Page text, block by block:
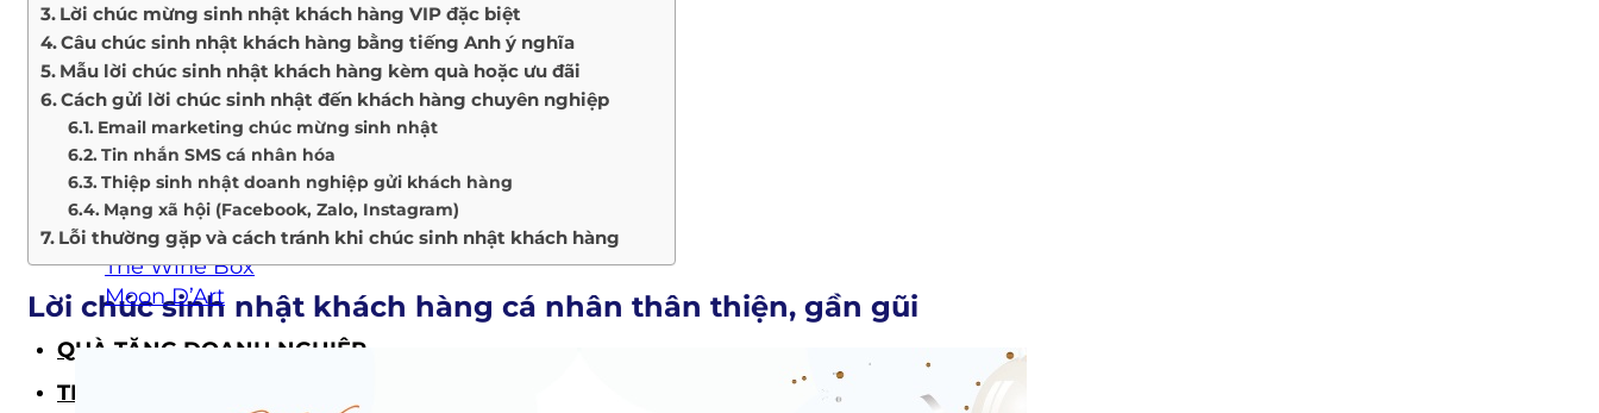
Giỏ quà Tết
Quà Tết doanh nghiệp
BỘ SƯU TẬP QUÀ TẶNG
The Wellness
The Luckiness
The Mystery
All The Best
Happy Moments
The Wine Box
Moon D’Art
QUÀ TẶNG DOANH NGHIỆP
THÔNG TIN LIÊN HỆ
Lời chúc mừng sinh nhật khách hàng VIP đặc biệt
Câu chúc sinh nhật khách hàng bằng tiếng Anh ý nghĩa
Mẫu lời chúc sinh nhật khách hàng kèm quà hoặc ưu đãi
Cách gửi lời chúc sinh nhật đến khách hàng chuyên nghiệp
Email marketing chúc mừng sinh nhật
Tin nhắn SMS cá nhân hóa
Thiệp sinh nhật doanh nghiệp gửi khách hàng
Mạng xã hội (Facebook, Zalo, Instagram)
Lỗi thường gặp và cách tránh khi chúc sinh nhật khách hàng
Lời chúc sinh nhật khách hàng cá nhân thân thiện, gần gũi